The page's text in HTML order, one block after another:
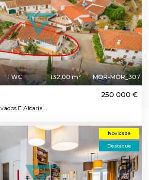
1 WC 132,00 m² MOR-MOR_307
250 000 €
E Alcaria...
Novidade
Destaque